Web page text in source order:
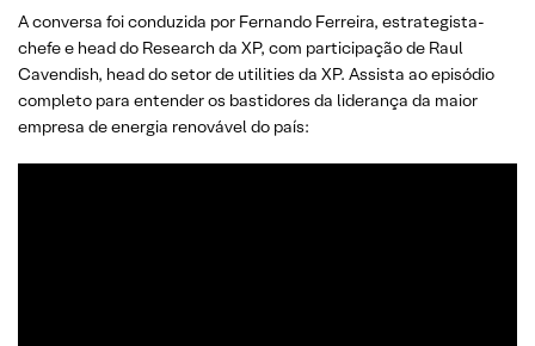
A conversa foi conduzida por Fernando Ferreira, estrategista-
chefe e head do Research da XP, com participação de Raul
Cavendish, head do setor de utilities da XP. Assista ao episódio
completo para entender os bastidores da liderança da maior
empresa de energia renovável do país: